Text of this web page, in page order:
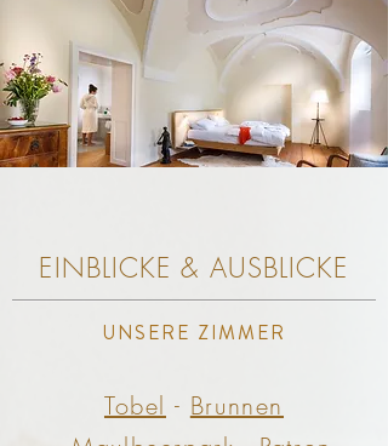
EINBLICKE & AUSBLICKE
UNSERE ZIMMER
Tobel - Brunnen